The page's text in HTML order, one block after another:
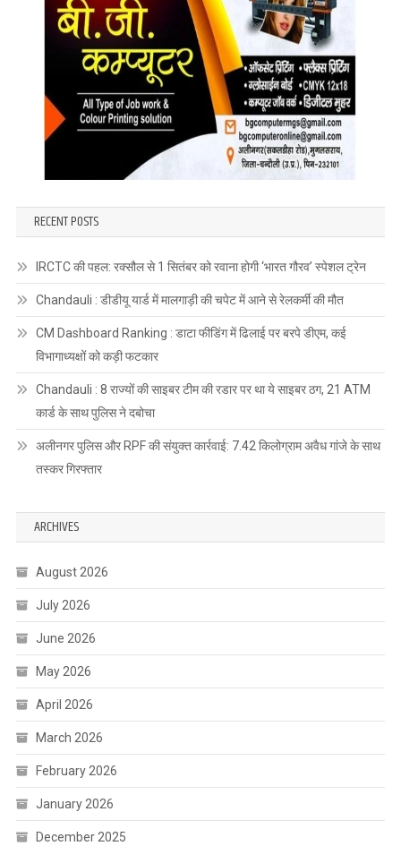
RECENT POSTS
IRCTC की पहल: रक्सौल से 1 सितंबर को रवाना होगी ‘भारत गौरव’ स्पेशल ट्रेन
Chandauli : डीडीयू यार्ड में मालगाड़ी की चपेट में आने से रेलकर्मी की मौत
CM Dashboard Ranking : डाटा फीडिंग में ढिलाई पर बरपे डीएम, कई
विभागाध्यक्षों को कड़ी फटकार
Chandauli : 8 राज्यों की साइबर टीम की रडार पर था ये साइबर ठग, 21 ATM
कार्ड के साथ पुलिस ने दबोचा
अलीनगर पुलिस और RPF की संयुक्त कार्रवाई: 7.42 किलोग्राम अवैध गांजे के साथ
तस्कर गिरफ्तार
ARCHIVES
August 2026
July 2026
June 2026
May 2026
April 2026
March 2026
February 2026
January 2026
December 2025